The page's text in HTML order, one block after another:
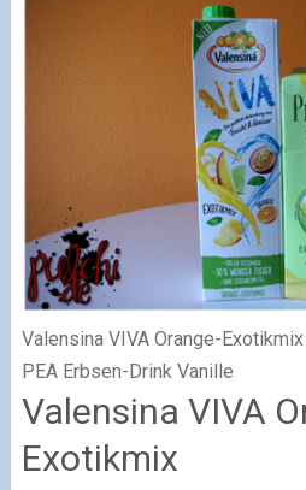
Valensina VIVA Orange-
PEA Erbsen-Drink Vanille
Valensina VIVA
Exotikmix